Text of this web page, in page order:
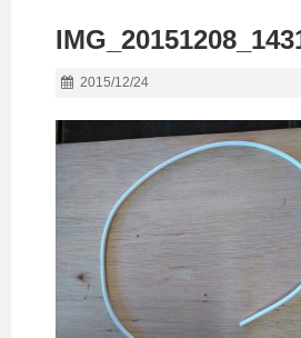
2015/12/24